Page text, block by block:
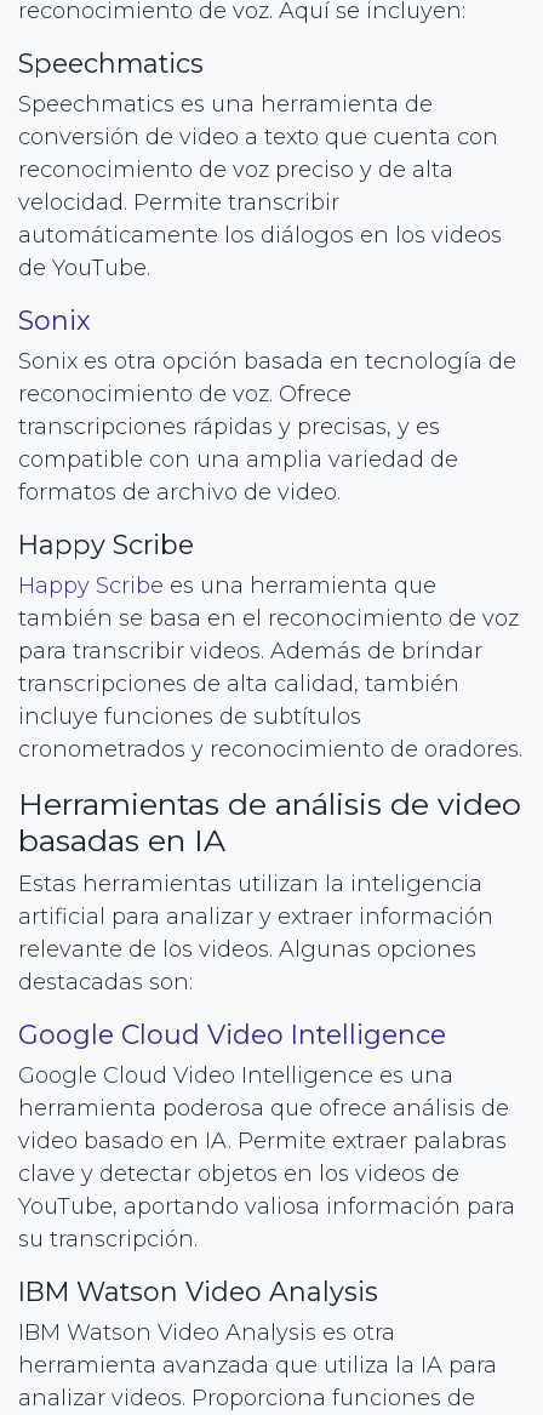
reconocimiento de voz. Aquí se incluyen:
Speechmatics
Speechmatics es una herramienta de
conversión de video a texto que cuenta con
reconocimiento de voz preciso y de alta
velocidad. Permite transcribir
automáticamente los diálogos en los videos
de YouTube.
Sonix
Sonix es otra opción basada en tecnología de
reconocimiento de voz. Ofrece
transcripciones rápidas y precisas, y es
compatible con una amplia variedad de
formatos de archivo de video.
Happy Scribe
Happy Scribe es una herramienta que
también se basa en el reconocimiento de voz
para transcribir videos. Además de brindar
transcripciones de alta calidad, también
incluye funciones de subtítulos
cronometrados y reconocimiento de oradores.
Herramientas de análisis de video
basadas en IA
Estas herramientas utilizan la inteligencia
artificial para analizar y extraer información
relevante de los videos. Algunas opciones
destacadas son:
Google Cloud Video Intelligence
Google Cloud Video Intelligence es una
herramienta poderosa que ofrece análisis de
video basado en IA. Permite extraer palabras
clave y detectar objetos en los videos de
YouTube, aportando valiosa información para
su transcripción.
IBM Watson Video Analysis
IBM Watson Video Analysis es otra
herramienta avanzada que utiliza la IA para
analizar videos. Proporciona funciones de